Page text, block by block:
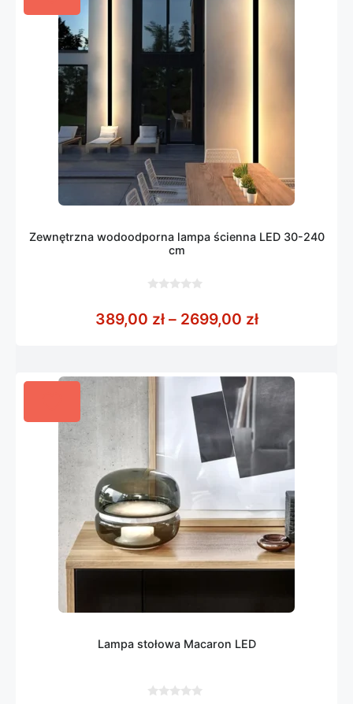
Zewnętrzna wodoodporna lampa ścienna LED 30-240
cm
5
389,00 zł – 2699,00 złZakres cen:
Lampa stołowa Macaron LED